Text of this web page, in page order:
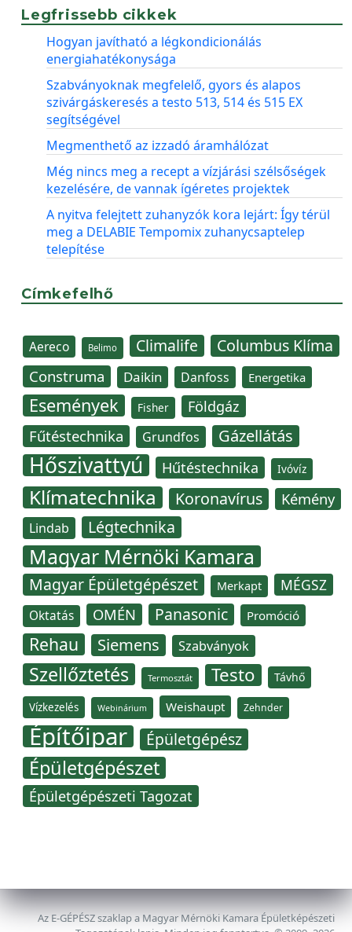
Legfrissebb cikkek
Hogyan javítható a légkondicionálás
energiahatékonysága
Szabványoknak megfelelő, gyors és alapos
szivárgáskeresés a testo 513, 514 és 515 EX
segítségével
Megmenthető az izzadó áramhálózat
Még nincs meg a recept a vízjárási szélsőségek
kezelésére, de vannak ígéretes projektek
A nyitva felejtett zuhanyzók kora lejárt: Így térül
meg a DELABIE Tempomix zuhanycsaptelep
telepítése
Címkefelhő
Aereco Belimo Climalife Columbus Klíma
Construma Daikin Danfoss Energetika
Események Fisher Földgáz
Fűtéstechnika Grundfos Gázellátás
Hőszivattyú Hűtéstechnika Ivóvíz
Klímatechnika Koronavírus Kémény
Lindab Légtechnika
Magyar Mérnöki Kamara
Magyar Épületgépészet Merkapt MÉGSZ
Oktatás OMÉN Panasonic Promóció
Rehau Siemens Szabványok
Szellőztetés Termosztát Testo Távhő
Vízkezelés Webinárium Weishaupt Zehnder
Építőipar Épületgépész
Épületgépészet
Épületgépészeti Tagozat
Az E-GÉPÉSZ szaklap a Magyar Mérnöki Kamara Épületképészeti